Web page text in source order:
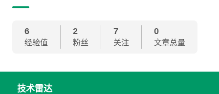
6
经验值
2
粉丝
7
关注
0
文章总量
技术雷达